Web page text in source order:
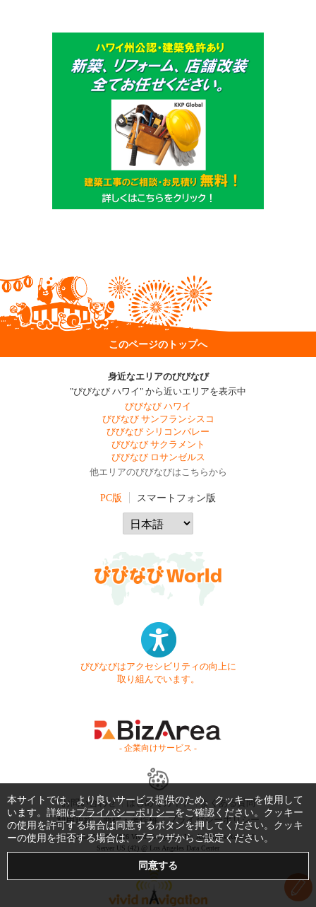
このページのトップへ
身近なエリアのびびなび
"びびなび ハワイ" から近いエリアを表示中
びびなび ハワイ
びびなび サンフランシスコ
びびなび シリコンバレー
びびなび サクラメント
びびなび ロサンゼルス
他エリアのびびなびはこちらから
PC版 スマートフォン版
びびなびはアクセシビリティの向上に
取り組んでいます。
- 企業向けサービス -
お問い合わせ はじめてガイド
よくある質問
利用規約
商標・著作権 プライバシーポリシー
Copyright © 1999-2026 Vivid Navigation, Inc. All Rights Reserved.
Server US (42) @ Los Angeles Data Center
本サイトでは、より良いサービス提供のため、クッキーを使用して
います。詳細はプライバシーポリシーをご確認ください。クッキー
の使用を許可する場合は同意するボタンを押してください。クッキ
ーの使用を拒否する場合は、ブラウザからご設定ください。